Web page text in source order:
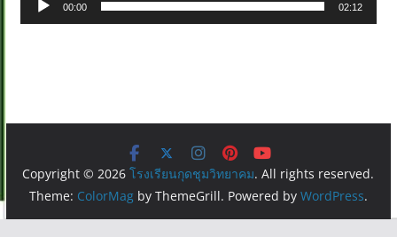
ว
เ
ย
00:00 02:12
Copyright © 2026โรงเรียนกุดชุมวิทยาคม. All rights reserved.
Theme: ColorMagby ThemeGrill. Powered by WordPress.